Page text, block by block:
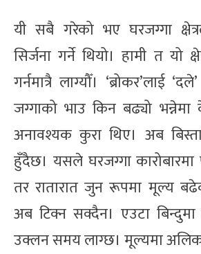
यी सबै गरेको भए घरजग्गा
सिर्जना गर्ने थियो। हामी त यो
गर्नमात्रै लाग्यौँ। ‘ब्रोकर’लाई
जग्गाको भाउ किन बढ्यो भन्नेमा
अनावश्यक कुरा थिए। अब
हुँदैछ। यसले घरजग्गा
तर रातारात जुन रूपमा मूल्य
अब टिक्न सक्दैन। एउटा बिन्दुमा
उक्लन समय लाग्छ। मूल्यमा